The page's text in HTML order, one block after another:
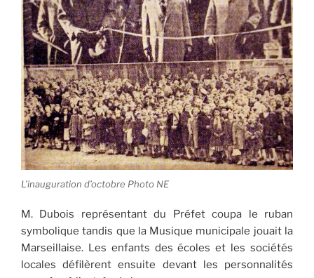
L’inauguration d’octobre Photo NE
M. Dubois représentant du Préfet coupa le ruban
symbolique tandis que la Musique municipale jouait la
Marseillaise. Les enfants des écoles et les sociétés
locales défilèrent ensuite devant les personnalités